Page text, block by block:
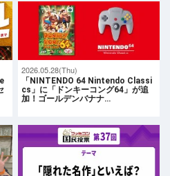
2026.05.28(Thu)
「NINTENDO 64 Nintendo Classi
cs」に「ドンキーコング64」が追
加！ゴールデンバナナ…